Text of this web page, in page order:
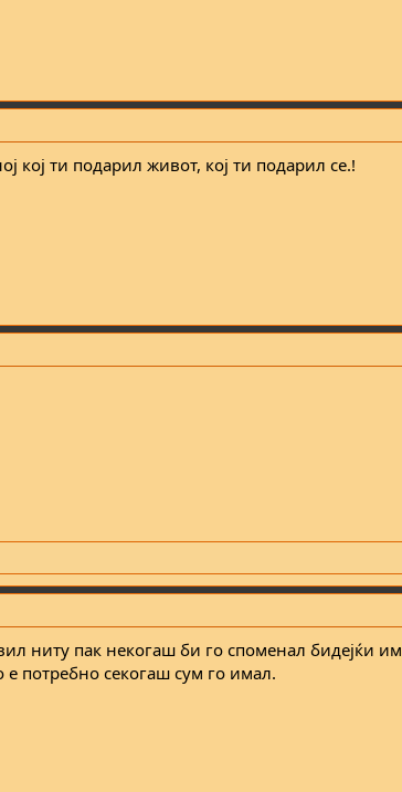
кој ти подарил живот, кој ти подарил се.!
ниту пак некогаш би го споменал бидејќи
потребно секогаш сум го имал.